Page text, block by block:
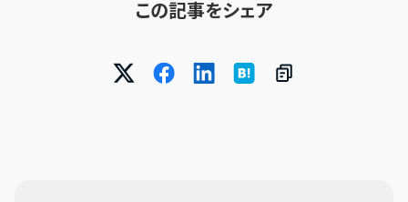
この記事をシェア